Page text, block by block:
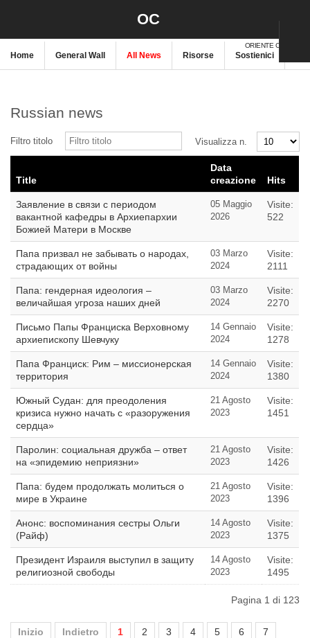
OC
ORIENTE CRISTIANO
Home General Wall All News Risorse Sostienici
Russian news
Filtro titolo Visualizza n.
Title
Data
creazione
Hits
Заявление в связи с периодом
вакантной кафедры в Архиепархии
Божией Матери в Москве
05 Maggio
2026
Visite:
522
Папа призвал не забывать о народах,
страдающих от войны
03 Marzo
2024
Visite:
2111
Папа: гендерная идеология –
величайшая угроза наших дней
03 Marzo
2024
Visite:
2270
Письмо Папы Франциска Верховному
архиепископу Шевчуку
14 Gennaio
2024
Visite:
1278
Папа Франциск: Рим – миссионерская
территория
14 Gennaio
2024
Visite:
1380
Южный Судан: для преодоления
кризиса нужно начать с «разоружения
сердца»
21 Agosto
2023
Visite:
1451
Паролин: социальная дружба – ответ
на «эпидемию неприязни»
21 Agosto
2023
Visite:
1426
Папа: будем продолжать молиться о
мире в Украине
21 Agosto
2023
Visite:
1396
Анонс: воспоминания сестры Ольги
(Райф)
14 Agosto
2023
Visite:
1375
Президент Израиля выступил в защиту
религиозной свободы
14 Agosto
2023
Visite:
1495
Pagina 1 di 123
Inizio Indietro 1 2 3 4 5 6
7